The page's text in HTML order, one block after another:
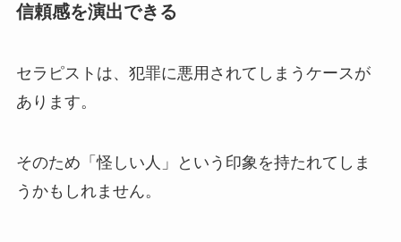
信頼感を演出できる
セラピストは、犯罪に悪用されてしまうケースが
あります。
そのため「怪しい人」という印象を持たれてしま
うかもしれません。